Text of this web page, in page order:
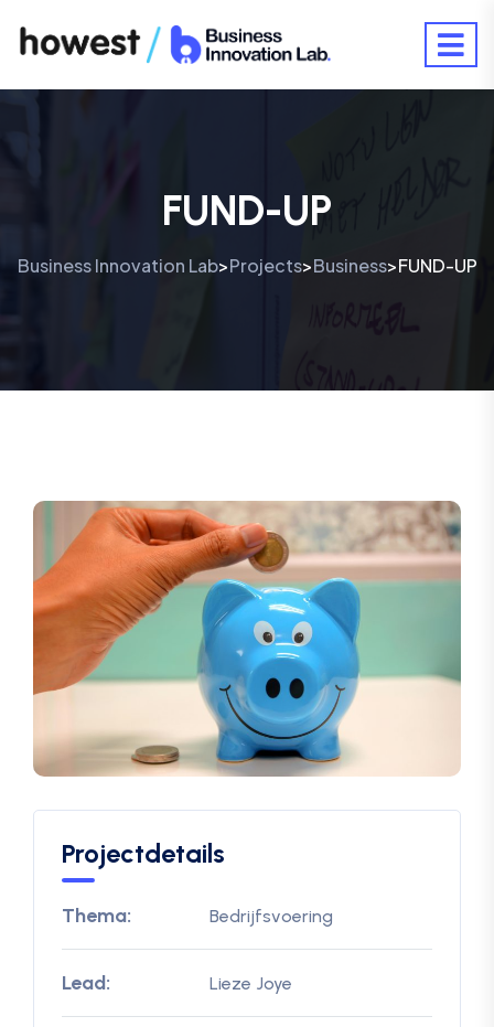
FUND-UP
Business Innovation Lab>Projects>Business>FUND-UP
Projectdetails
Thema: Bedrijfsvoering
Lead: Lieze Joye